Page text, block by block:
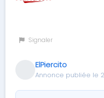
Signaler
ElPiercito
Annonce publiée le